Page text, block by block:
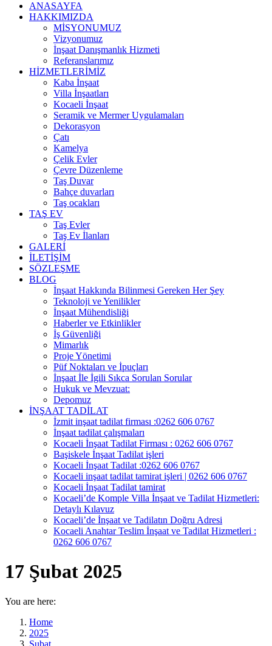
ANASAYFA
HAKKIMIZDA
MİSYONUMUZ
Vizyonumuz
İnşaat Danışmanlık Hizmeti
Referanslarımız
HİZMETLERİMİZ
Kaba İnşaat
Villa İnşaatları
Kocaeli İnşaat
Seramik ve Mermer Uygulamaları
Dekorasyon
Çatı
Kamelya
Çelik Evler
Çevre Düzenleme
Taş Duvar
Bahçe duvarları
Taş ocakları
TAŞ EV
Taş Evler
Taş Ev İlanları
GALERİ
İLETİŞİM
SÖZLEŞME
BLOG
İnşaat Hakkında Bilinmesi Gereken Her Şey
Teknoloji ve Yenilikler
İnşaat Mühendisliği
Haberler ve Etkinlikler
İş Güvenliği
Mimarlık
Proje Yönetimi
Püf Noktaları ve İpuçları
İnşaat İle İgili Sıkca Sorulan Sorular
Hukuk ve Mevzuat:
Depomuz
İNŞAAT TADİLAT
İzmit inşaat tadilat firması :0262 606 0767
İnşaat tadilat çalışmaları
Kocaeli İnşaat Tadilat Firması : 0262 606 0767
Başiskele İnşaat Tadilat işleri
Kocaeli İnşaat Tadilat :0262 606 0767
Kocaeli inşaat tadilat tamirat işleri | 0262 606 0767
Kocaeli İnşaat Tadilat tamirat
Kocaeli’de Komple Villa İnşaat ve Tadilat Hizmetleri:
Detaylı Kılavuz
Kocaeli’de İnşaat ve Tadilatın Doğru Adresi
Kocaeli Anahtar Teslim İnşaat ve Tadilat Hizmetleri :
0262 606 0767
17 Şubat 2025
You are here:
Home
2025
Şubat